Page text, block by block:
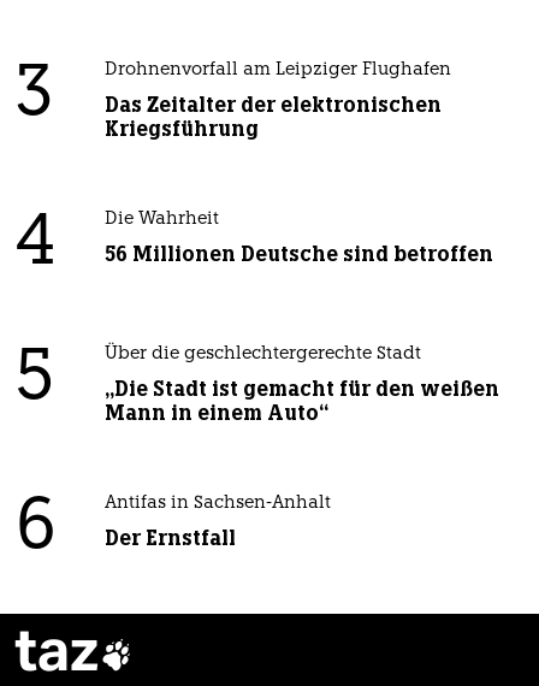
3 Drohnenvorfall am Leipziger Flughafen
Das Zeitalter der elektronischen
Kriegsführung
4 Die Wahrheit
56 Millionen Deutsche sind betroffen
5 Über die geschlechtergerechte Stadt
„Die Stadt ist gemacht für den weißen
Mann in einem Auto“
6 Antifas in Sachsen-Anhalt
Der Ernstfall
taz